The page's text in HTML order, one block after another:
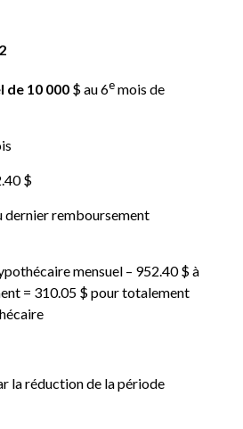
de 10 000 $ au 6emois de
$
dernier remboursement
mensuel – 952.40 $ à
= 310.05 $ pour totalement
la réduction de la période